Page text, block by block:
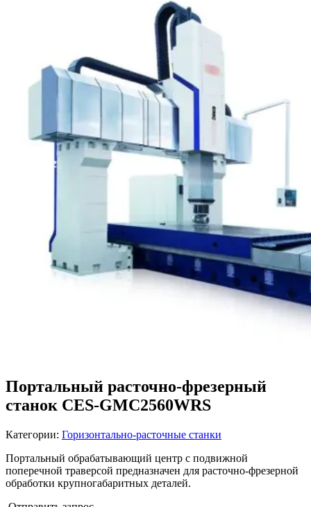
Портальный расточно-фрезерный
станок CES-GMC2560WRS
Категории: Горизонтально-расточные станки
Портальный обрабатывающий центр с подвижной
поперечной траверсой предназначен для расточно-фрезерной
обработки крупногабаритных деталей.